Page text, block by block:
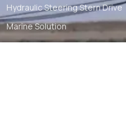
Hydraulic Steering Stern Drive
Marine Solution
Mesin Tempel